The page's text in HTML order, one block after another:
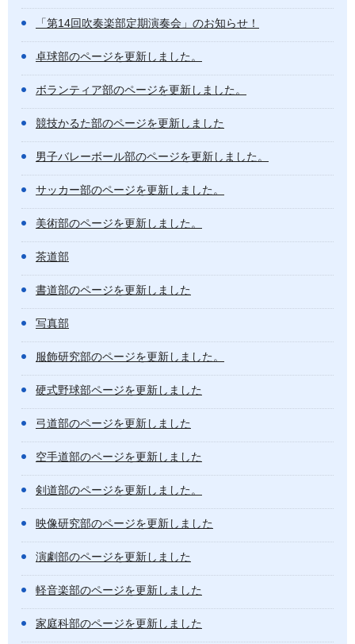
「第14回吹奏楽部定期演奏会」のお知らせ！
卓球部のページを更新しました。
ボランティア部のページを更新しました。
競技かるた部のページを更新しました
男子バレーボール部のページを更新しました。
サッカー部のページを更新しました。
美術部のページを更新しました。
茶道部
書道部のページを更新しました
写真部
服飾研究部のページを更新しました。
硬式野球部ページを更新しました
弓道部のページを更新しました
空手道部のページを更新しました
剣道部のページを更新しました。
映像研究部のページを更新しました
演劇部のページを更新しました
軽音楽部のページを更新しました
家庭科部のページを更新しました